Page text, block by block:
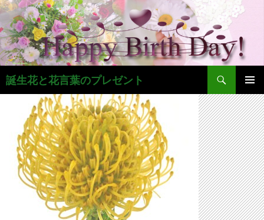
コ
ン
テ
ン
ツ
へ
ス
誕生花と花言葉のプレゼント
検
索
メインメ
ニュー